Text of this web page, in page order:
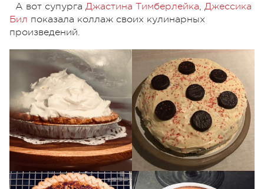
А вот супурга Джастина Тимберлейка, Джессика
Бил показала коллаж своих кулинарных
произведений.